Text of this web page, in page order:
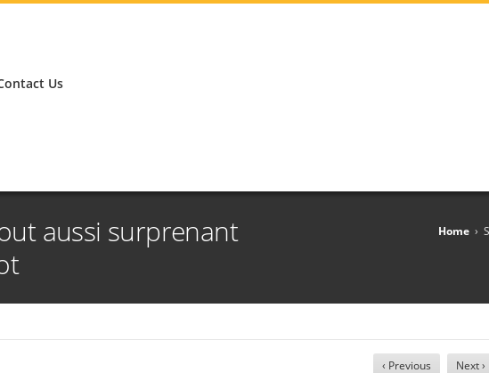
Us
aussi surprenant
Home ›
‹ Previous Next ›